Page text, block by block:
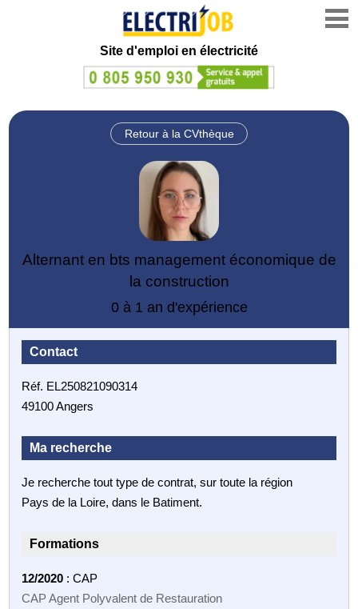
Site d'emploi en électricité
Retour à la CVthèque
Alternant en bts management économique de
la construction
0 à 1 an d'expérience
Contact
Réf. EL250821090314
49100 Angers
Ma recherche
Je recherche tout type de contrat, sur toute la région
Pays de la Loire, dans le Batiment.
Formations
12/2020 : CAP
CAP Agent Polyvalent de Restauration